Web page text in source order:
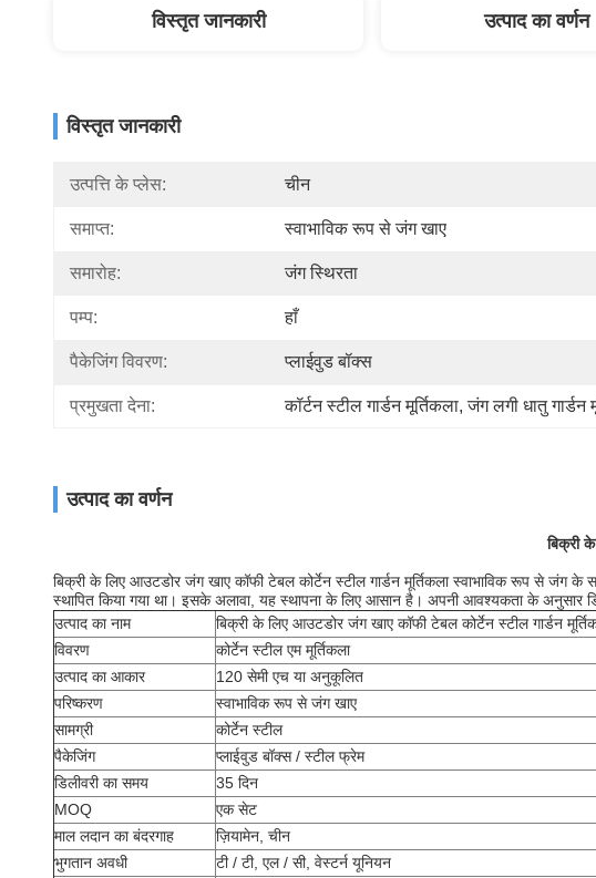
विस्तृत जानकारी उत्पाद का वर्णन
विस्तृत जानकारी
उत्पत्ति के प्लेस: चीन
समाप्त: स्वाभाविक रूप से जंग खाए
समारोह: जंग स्थिरता
पम्प: हाँ
पैकेजिंग विवरण: प्लाईवुड बॉक्स
प्रमुखता देना: कॉर्टन स्टील गार्डन मूर्तिकला, जंग लगी धातु गार्डन
उत्पाद का वर्णन
बिक्री
बिक्री के लिए आउटडोर जंग खाए कॉफी टेबल कोर्टेन स्टील गार्डन मूर्तिकला स्वाभाविक रूप से जंग के
स्थापित किया गया था। इसके अलावा, यह स्थापना के लिए आसान है। अपनी आवश्यकता के अनुसार
उत्पाद का नाम
बिक्री के लिए आउटडोर जंग खाए कॉफी टेबल कोर्टेन स्टील गार्डन
विवरण
कोर्टेन स्टील एम मूर्तिकला
उत्पाद का आकार
120 सेमी एच या अनुकूलित
परिष्करण
स्वाभाविक रूप से जंग खाए
सामग्री
कोर्टेन स्टील
पैकेजिंग
प्लाईवुड बॉक्स / स्टील फ्रेम
डिलीवरी का समय
35 दिन
MOQ
एक सेट
माल लदान का बंदरगाह
ज़ियामेन, चीन
भुगतान अवधी
टी / टी, एल / सी, वेस्टर्न यूनियन